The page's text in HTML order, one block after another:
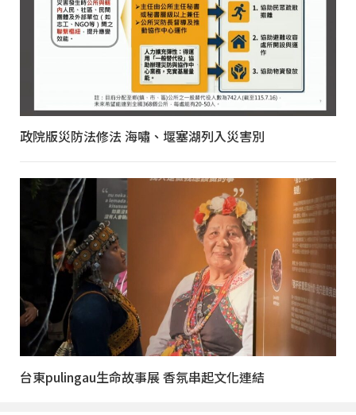
政院版災防法修法 海嘯、堰塞湖列入災害別
台東pulingau生命故事展 香氛串起文化連結